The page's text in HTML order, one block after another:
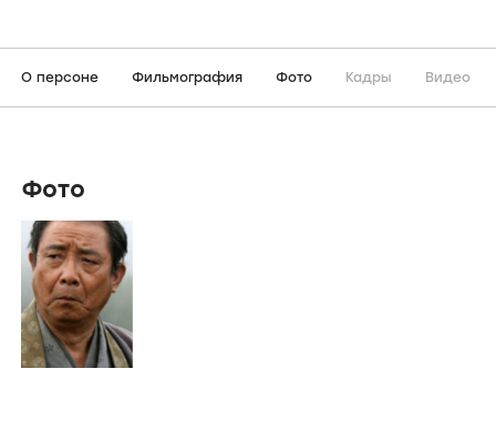
О персоне Фильмография Фото Кадры Видео
Фото